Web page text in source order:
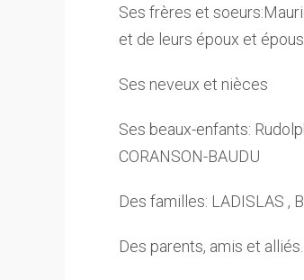
Ses frères et
et de leurs époux et
Ses neveux et nièces
Ses beaux-enfants:
CORANSON-BAUDU
Des familles: LADISLAS ,
Des parents, amis et alliés.